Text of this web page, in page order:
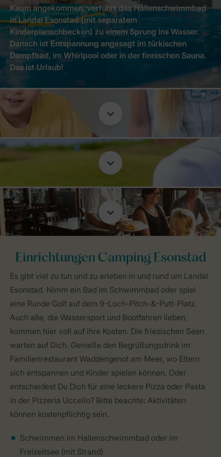
Kaum angekommen, verführt das Hallenschwimmbad
in Landal Esonstad (mit separatem
Kinderplanschbecken) zu einem Sprung ins Wasser.
Danach ist Entspannung angesagt im türkischen
Dampfbad, im Whirlpool oder in der finnischen Sauna.
Das ist Urlaub!
Einrichtungen Camping Esonstad
Es gibt viel zu tun und zu erleben in und rund um Landal
Esonstad. Nimm ein Bad im Schwimmbad oder spiel
eine Runde Golf auf dem 9-Loch-Pitch-&-Putt-Platz.
Auch alle, die Wassersport und Bootfahren lieben,
kommen hier voll auf ihre Kosten. Die friesischen Seen
warten auf Dich. Genieße den Begrüßungsdrink im
Familienrestaurant Waddengenot am Meer, wo Eltern
sich entspannen und Kinder spielen können. Oder
entscheidest Du Dich für eine leckere Pizza oder Pasta
in der Pizzeria Uccello? Bitte beachte: Aktivitäten
können kostenpflichtig sein.
Schwimmen im Hallenschwimmbad oder im
Freizeitsee (mit Strand)